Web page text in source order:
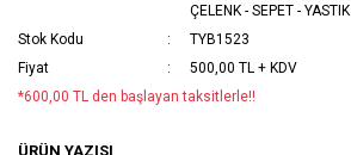
ÇELENK - SEPET - YASTIK
Stok Kodu
TYB1523
Fiyat
500,00 TL + KDV
*600,00 TL den başlayan taksitlerle!!
ÜRÜN YAZISI